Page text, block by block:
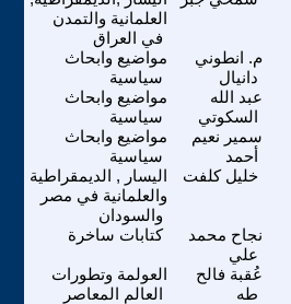
العلمانية والتمدن
في العراق
مواضيع وابحاث
سياسية
م. انطوني
دانيال
مواضيع وابحاث
سياسية
عبد الله
السكوتي
مواضيع وابحاث
سياسية
سمير نعيم
أحمد
اليسار , الديمقراطية
والعلمانية في مصر
والسودان
خليل كلفت
كتابات ساخرة
نجاح محمد
علي
العولمة وتطورات
العالم المعاصر
عُقبة فالح
طه